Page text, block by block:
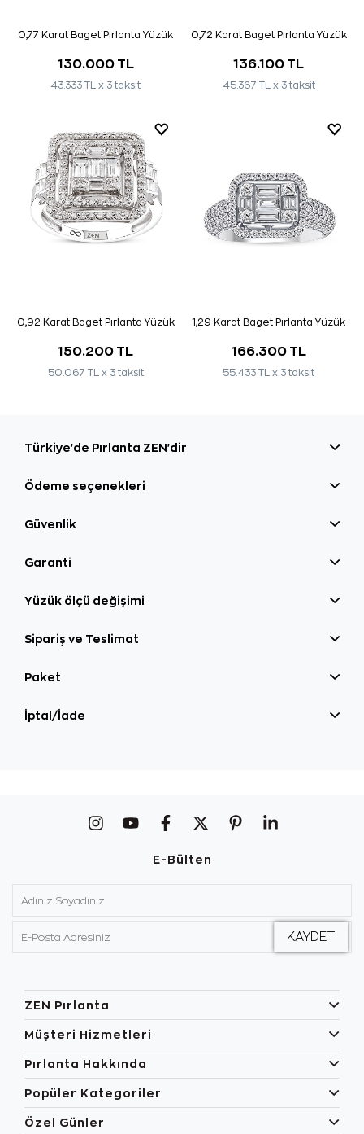
0,77 Karat Baget Pırlanta Yüzük
130.000 TL
43.333 TL x 3 taksit
0,72 Karat Baget Pırlanta Yüzük
136.100 TL
45.367 TL x 3 taksit
0,92 Karat Baget Pırlanta Yüzük
150.200 TL
50.067 TL x 3 taksit
1,29 Karat Baget Pırlanta Yüzük
166.300 TL
55.433 TL x 3 taksit
Türkiye'de Pırlanta ZEN'dir
Ödeme seçenekleri
Güvenlik
Garanti
Yüzük ölçü değişimi
Sipariş ve Teslimat
Paket
İptal/İade
E-Bülten
ZEN Pırlanta
Müşteri Hizmetleri
Pırlanta Hakkında
Popüler Kategoriler
Özel Günler